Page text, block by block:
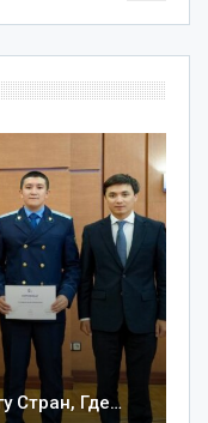
Стран, Где…